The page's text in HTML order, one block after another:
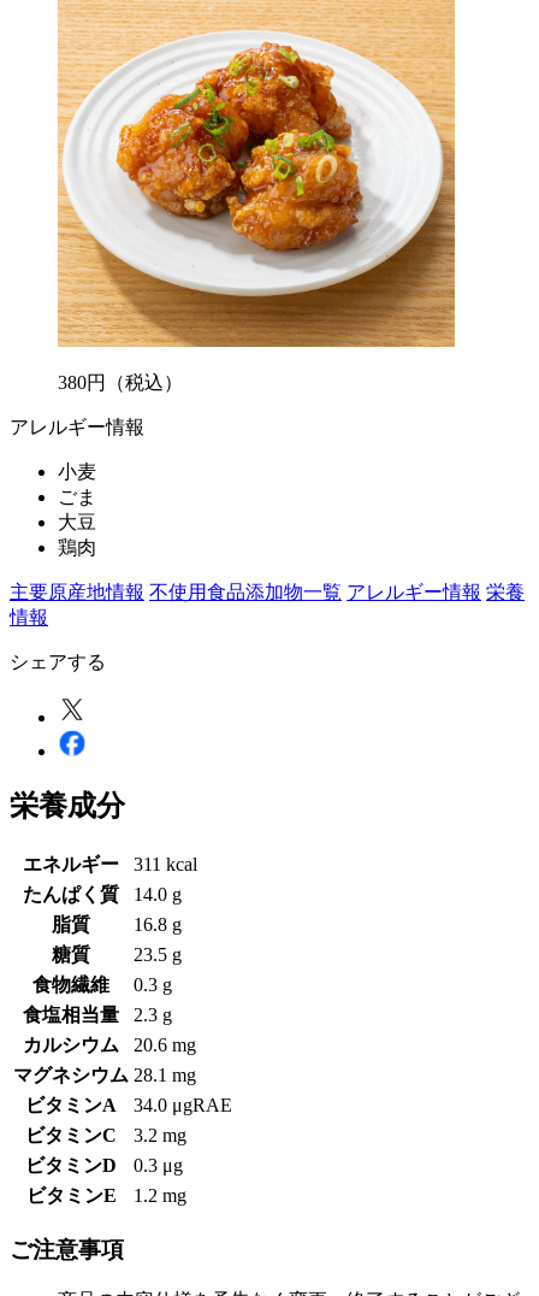
380円 （税込）
アレルギー情報
小麦
ごま
大豆
鶏肉
主要原産地情報 不使用食品添加物一覧 アレルギー情報 栄養
情報
シェアする
栄養成分
エネルギー
311 kcal
たんぱく質
14.0 g
脂質
16.8 g
糖質
23.5 g
食物繊維
0.3 g
食塩相当量
2.3 g
カルシウム
20.6 mg
マグネシウム 28.1 mg
ビタミンA
34.0 μgRAE
ビタミンC
3.2 mg
ビタミンD
0.3 μg
ビタミンE
1.2 mg
ご注意事項